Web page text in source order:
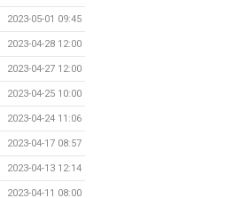
2023-05-01 09:45
2023-04-28 12:00
2023-04-27 12:00
2023-04-25 10:00
2023-04-24 11:06
2023-04-17 08:57
2023-04-13 12:14
2023-04-11 08:00